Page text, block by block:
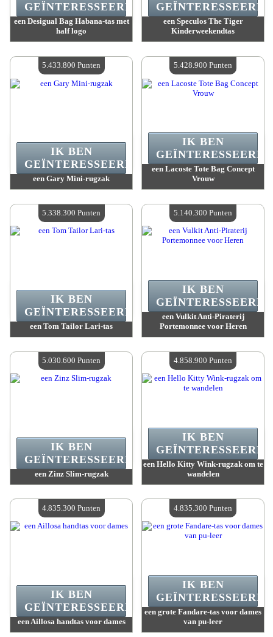
een Desigual Bag Habana-tas met
half logo
Beschikbare hoeveelheid :4
GEÏNTERESSEERD.
een Speculos The Tiger
Kinderweekendtas
Beschikbare hoeveelheid :4
GEÏNTERESSEERD.
een Gary Mini-rugzak
Beschikbare hoeveelheid :4
IK BEN
GEÏNTERESSEERD.
5.433.800 Punten
een Lacoste Tote Bag Concept
Vrouw
Beschikbare hoeveelheid :4
IK BEN
GEÏNTERESSEERD.
5.428.900 Punten
een Tom Tailor Lari-tas
Beschikbare hoeveelheid :4
IK BEN
GEÏNTERESSEERD.
5.338.300 Punten
een Vulkit Anti-Piraterij
Portemonnee voor Heren
Beschikbare hoeveelheid :4
IK BEN
GEÏNTERESSEERD.
5.140.300 Punten
een Zinz Slim-rugzak
Beschikbare hoeveelheid :4
IK BEN
GEÏNTERESSEERD.
5.030.600 Punten
een Hello Kitty Wink-rugzak om te
wandelen
Beschikbare hoeveelheid :4
IK BEN
GEÏNTERESSEERD.
4.858.900 Punten
een Aillosa handtas voor dames
IK BEN
GEÏNTERESSEERD.
4.835.300 Punten
een grote Fandare-tas voor dames
van pu-leer
IK BEN
GEÏNTERESSEERD.
4.835.300 Punten